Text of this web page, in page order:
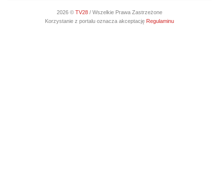
2026 © TV28 / Wszelkie Prawa Zastrzeżone
Korzystanie z portalu oznacza akceptację Regulaminu